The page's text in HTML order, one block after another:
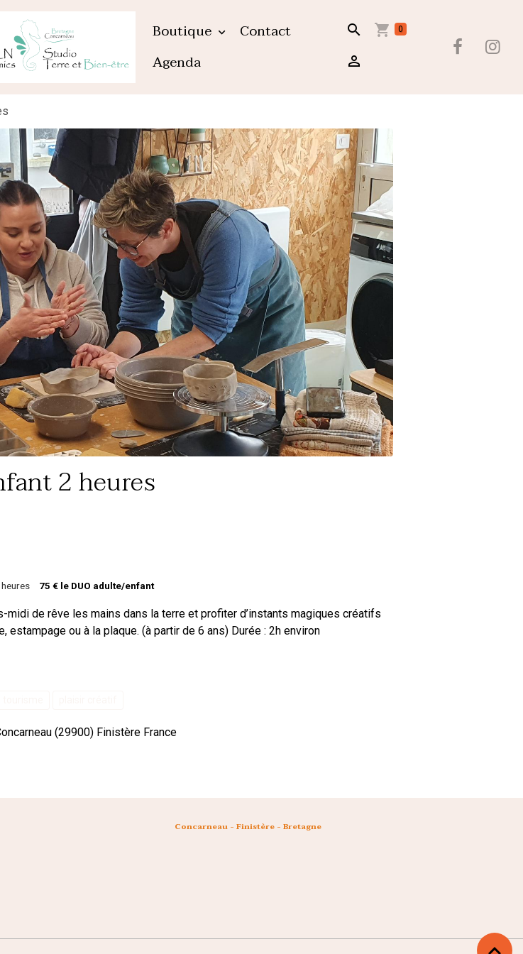
Boutique
Contact
Agenda
0
2 heures
75 € le DUO adulte/enfant
midi de rêve les mains dans la terre et profiter d’instants magiques créatifs
ou à la plaque. (à partir de 6 ans) Durée : 2h environ
(29900) Finistère France
Concarneau - Finistère - Bretagne